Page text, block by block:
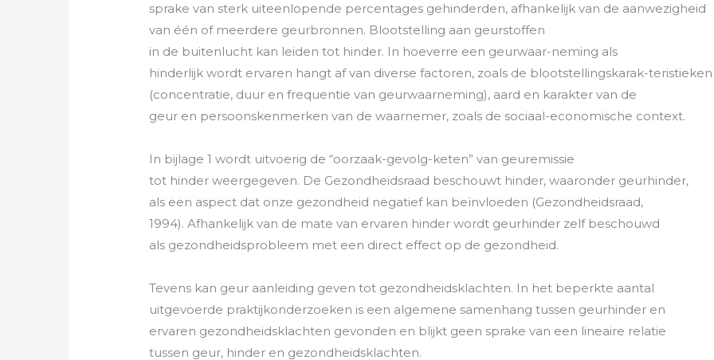
sprake van sterk uiteenlopende percentages gehinderden, afhankelijk van de aanwezigheid
van één of meerdere geurbronnen. Blootstelling aan geurstoffen
in de buitenlucht kan leiden tot hinder. In hoeverre een geurwaar-neming als
hinderlijk wordt ervaren hangt af van diverse factoren, zoals de blootstellingskarak-teristieken
(concentratie, duur en frequentie van geurwaarneming), aard en karakter van de
geur en persoonskenmerken van de waarnemer, zoals de sociaal-economische context.
In bijlage 1 wordt uitvoerig de “oorzaak-gevolg-keten” van geuremissie
tot hinder weergegeven. De Gezondheidsraad beschouwt hinder, waaronder geurhinder,
als een aspect dat onze gezondheid negatief kan beïnvloeden (Gezondheidsraad,
1994). Afhankelijk van de mate van ervaren hinder wordt geurhinder zelf beschouwd
als gezondheidsprobleem met een direct effect op de gezondheid.
Tevens kan geur aanleiding geven tot gezondheidsklachten. In het beperkte aantal
uitgevoerde praktijkonderzoeken is een algemene samenhang tussen geurhinder en
ervaren gezondheidsklachten gevonden en blijkt geen sprake van een lineaire relatie
tussen geur, hinder en gezondheidsklachten.